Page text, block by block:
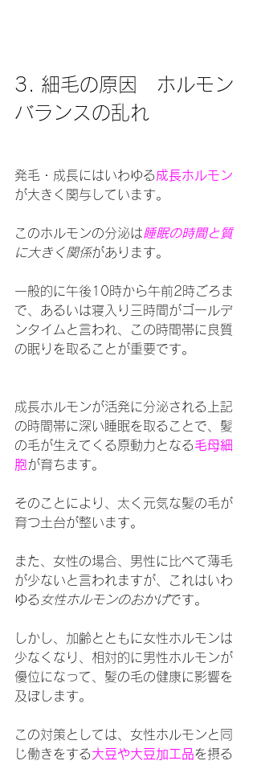
3. 細毛の原因　ホルモン
バランスの乱れ
発毛・成長にはいわゆる成長ホルモン
が大きく関与しています。
このホルモンの分泌は睡眠の時間と質
に大きく関係があります。
一般的に午後10時から午前2時ごろま
で、あるいは寝入り三時間がゴールデ
ンタイムと言われ、この時間帯に良質
の眠りを取ることが重要です。
成長ホルモンが活発に分泌される上記
の時間帯に深い睡眠を取ることで、髪
の毛が生えてくる原動力となる毛母細
胞が育ちます。
そのことにより、太く元気な髪の毛が
育つ土台が整います。
また、女性の場合、男性に比べて薄毛
が少ないと言われますが、これはいわ
ゆる 女性ホルモンのおかげです。
しかし、加齢とともに女性ホルモンは
少なくなり、相対的に男性ホルモンが
優位になって、髪の毛の健康に影響を
及ぼします。
この対策としては、女性ホルモンと同
じ働きをする大豆や大豆加工品を摂る